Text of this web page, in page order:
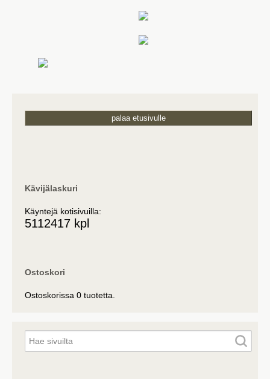
palaa etusivulle
Kävijälaskuri
Käyntejä kotisivuilla:
5112417 kpl
Ostoskori
Ostoskorissa 0 tuotetta.